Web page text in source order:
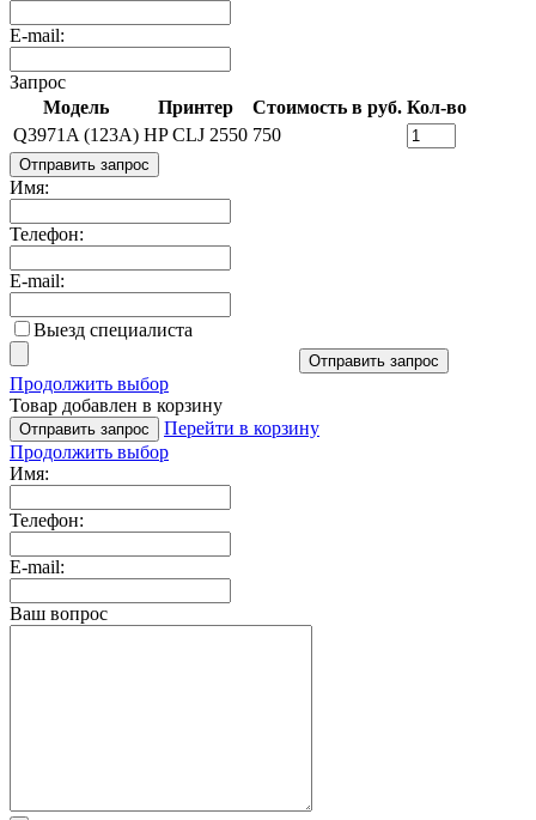
E-mail:
Запрос
Модель
Принтер Стоимость в руб. Кол-во
Q3971A (123A) HP CLJ 2550 750
Отправить запрос
Имя:
Телефон:
E-mail:
Выезд специалиста
Отправить запрос
Продолжить выбор
Товар добавлен в корзину
Отправить запрос
Перейти в корзину
Продолжить выбор
Имя:
Телефон:
E-mail:
Ваш вопрос